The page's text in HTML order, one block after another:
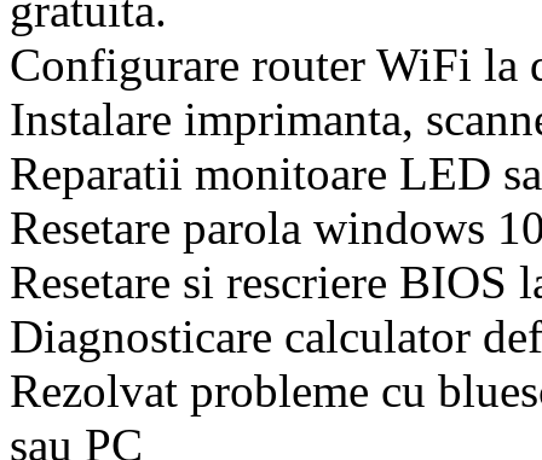
Configurare router WiFi la
Instalare imprimanta,
Reparatii monitoare LED
Resetare parola windows
Resetare si rescriere BIOS
Diagnosticare calculator
Rezolvat probleme cu
sau PC